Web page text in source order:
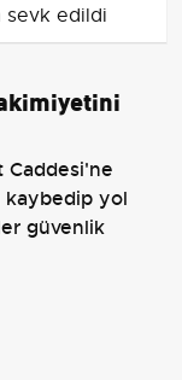
sevk edildi
Caddesi'ne
kaybedip yol
güvenlik